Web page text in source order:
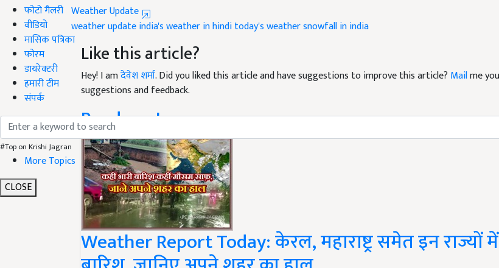
फोटो गैलरी
वीडियो
मासिक पत्रिका
फोरम
डायरेक्टरी
हमारी टीम
संपर्क
#Top on Krishi Jagran
More Topics
CLOSE
weather update india's weather in hindi
Like this article?
Hey! I amदेवेश शर्मा. Did you liked this article and have suggestions to improve this article?
suggestions and feedback.
Read next
Weather Report Today: केरल, महाराष्ट्र समेत इन राज्यों में
बारिश, जानिए अपने शहर का हाल